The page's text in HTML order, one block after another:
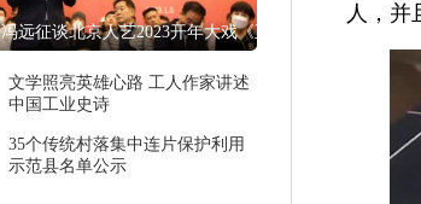
冯远征谈北京人艺2023开年大戏《正
文学照亮英雄心路 工人作家讲述
中国工业史诗
35个传统村落集中连片保护利用
示范县名单公示
人，并